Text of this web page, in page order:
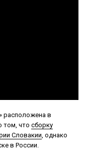
расположена в
том, что сборку
Словакии, однако
в России.